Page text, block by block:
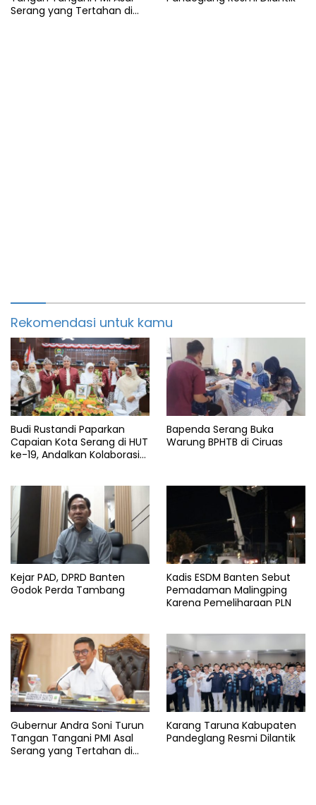
Serang yang Tertahan di
Rekomendasi untuk kamu
Budi Rustandi Paparkan
Capaian Kota Serang di HUT
ke-19, Andalkan Kolaborasi
Bapenda Serang Buka
Warung BPHTB di Ciruas
Kejar PAD, DPRD Banten
Godok Perda Tambang
Kadis ESDM Banten Sebut
Pemadaman Malingping
Karena Pemeliharaan PLN
Gubernur Andra Soni Turun
Tangan Tangani PMI Asal
Serang yang Tertahan di
Karang Taruna Kabupaten
Pandeglang Resmi Dilantik